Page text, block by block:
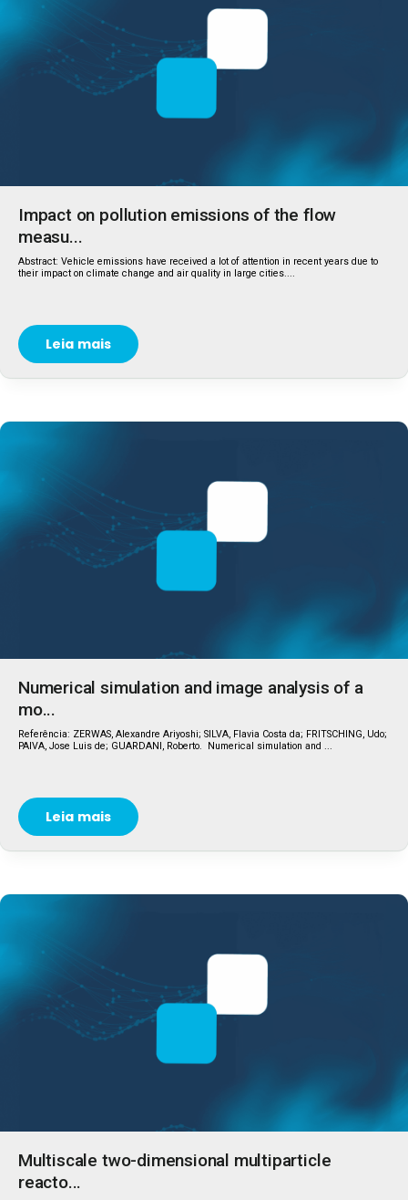
Impact on pollution emissions of the flow
measu...
Abstract: Vehicle emissions have received a lot of attention in recent years due to
their impact on climate change and air quality in large cities....
Leia mais
Numerical simulation and image analysis of a
mo...
Referência: ZERWAS, Alexandre Ariyoshi; SILVA, Flavia Costa da; FRITSCHING, Udo;
PAIVA, Jose Luis de; GUARDANI, Roberto. Numerical simulation and ...
Leia mais
Multiscale two-dimensional multiparticle
reacto...